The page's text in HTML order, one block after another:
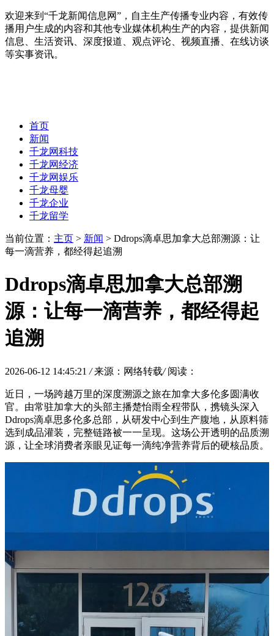
欢迎来到“千龙新闻信息网”，自主生产传播专业内容，有效传
播用户生成的内容和其他专业媒体机构生产的内容，提供新闻
信息、生活资讯、深度报道、观点评论、视频直播、在线访谈
等实事资讯。
首页
新闻
千龙网科技
千龙网经济
千龙网娱乐
千龙母婴
千龙企业
千龙留学
当前位置： 主页 > 新闻 > Ddrops滴卓思加拿大总部溯源：让
每一滴营养，都经得起追溯
Ddrops滴卓思加拿大总部溯
源：让每一滴营养，都经得起
追溯
2026-06-12 14:45:21 / 来源：网络转载/ 阅读：
近日，一场跨越万里的深度溯源之旅在加拿大多伦多圆满收
官。由常驻加拿大的头部主播楚怡雨全程带队，携镜头深入
Ddrops滴卓思多伦多总部，从研发中心到生产腹地，从原料筛
选到成品灌装，完整链路被一一呈现。这场公开透明的品质溯
源，让全球消费者亲眼见证每一滴纯净营养背后的硬核品质。